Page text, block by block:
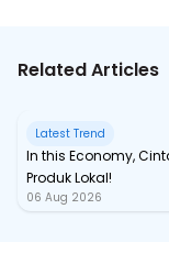
Related Articles
Latest Trend
In this Economy,
Produk Lokal!
06 Aug 2026